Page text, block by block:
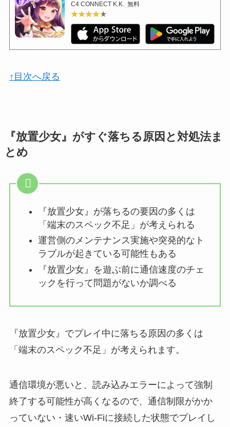
C4 CONNECT K.K. 無料
★★★★★
★★★★★
↑目次へ戻る
『放置少女』がすぐ落ちる原因と対処法ま
とめ
『放置少女』が落ちるの要因の多くは
「端末のスペック不足」が考えられる
運営側のメンテナンス実施や突発的なト
ラブルが起きている可能性もある
『放置少女』を遊ぶ前に通信速度のチェ
ックを行って問題がないか調べる
『放置少女』でプレイ中に落ちる原因の多くは
「端末のスペック不足」が考えられます。
通信環境が悪いと、読み込みエラーによって強制
終了する可能性が高くなるので、通信制限がかか
っていない・速いWi-Fiに接続した状態でプレイし